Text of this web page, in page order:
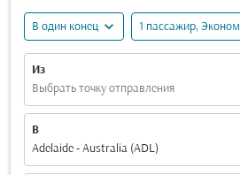
В один конец expand_more 1 пассажир, Эконом
Из
Выбрать точку отправления
В
Adelaide - Australia (ADL)